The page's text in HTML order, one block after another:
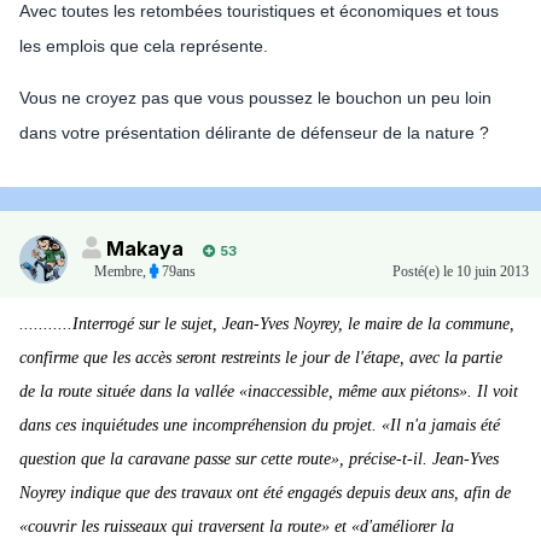
Avec toutes les retombées touristiques et économiques et tous
les emplois que cela représente.
Vous ne croyez pas que vous poussez le bouchon un peu loin
dans votre présentation délirante de défenseur de la nature ?
Makaya
53
Membre, 79ans Posté(e) le 10 juin 2013
...........Interrogé sur le sujet, Jean-Yves Noyrey, le maire de la commune,
confirme que les accès seront restreints le jour de l'étape, avec la partie
de la route située dans la vallée «inaccessible, même aux piétons». Il voit
dans ces inquiétudes une incompréhension du projet. «Il n'a jamais été
question que la caravane passe sur cette route», précise-t-il. Jean-Yves
Noyrey indique que des travaux ont été engagés depuis deux ans, afin de
«couvrir les ruisseaux qui traversent la route» et «d'améliorer la